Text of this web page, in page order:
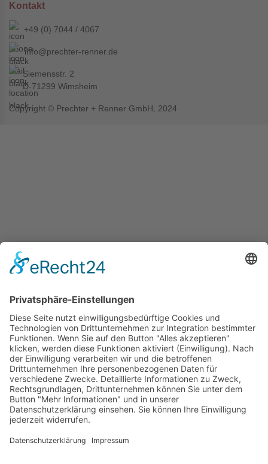
Kontakt
+49 (0) 7044 / 4067
info@prechter-renner.de
Siemensstr. 2
D-71299 Wimsheim
Copyright © Prechter + Renner GmbH, 2024